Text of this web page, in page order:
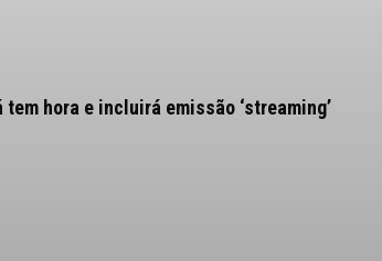
hora e incluirá emissão ‘streaming’